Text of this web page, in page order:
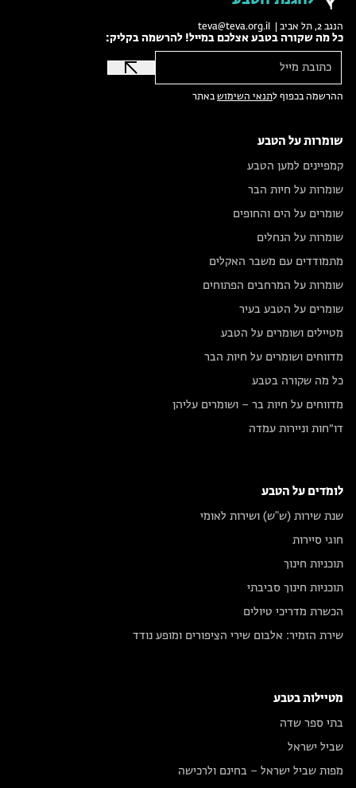
הנגב 2, תל אביב | teva@teva.org.il
כל מה שקורה בטבע אצלכם במייל! להרשמה בקליק:
ההרשמה בכפוף לתנאי השימושבאתר
שומרות על הטבע
קמפיינים למען הטבע
שומרות על חיות הבר
שומרים על הים והחופים
שומרות על הנחלים
מתמודדים עם משבר האקלים
שומרות על המרחבים הפתוחים
שומרים על הטבע בעיר
מטיילים ושומרים על הטבע
מדווחים ושומרים על חיות הבר
כל מה שקורה בטבע
מדווחים על חיות בר – ושומרים עליהן
דו״חות וניירות עמדה
לומדים על הטבע
שנת שירות (ש"ש) ושירות לאומי
חוגי סיירות
תוכניות חינוך
תוכניות חינוך סביבתי
הכשרת מדריכי טיולים
שירת הזמיר: אלבום שירי הציפורים ומופע נודד
מטיילות בטבע
בתי ספר שדה
שביל ישראל
מפות שביל ישראל – בחינם ולרכישה